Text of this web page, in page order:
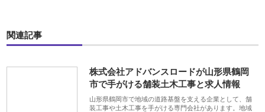
関連記事
株式会社アドバンスロードが山形県鶴岡
市で手がける舗装土木工事と求人情報
山形県鶴岡市で地域の道路基盤を支える企業として、舗
装工事や土木工事を手がける専門会社があります。地域